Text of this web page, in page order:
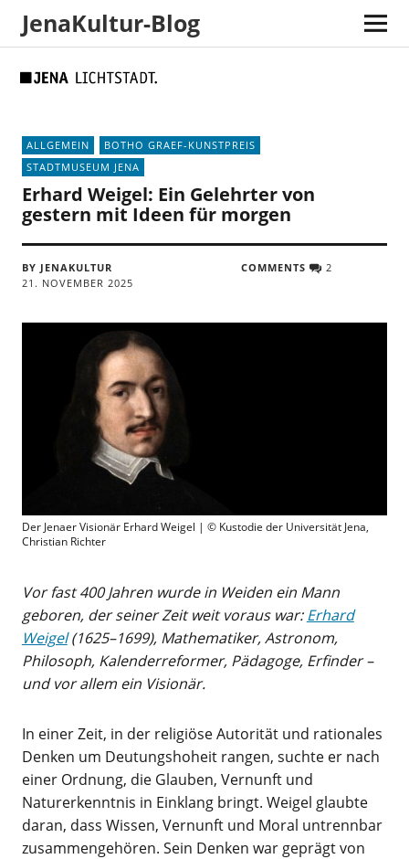
map
JenaKultur-Blog
ALLGEMEIN
BOTHO GRAEF-KUNSTPREIS
STADTMUSEUM JENA
Erhard Weigel: Ein Gelehrter von
gestern mit Ideen für morgen
BY JENAKULTUR
21. NOVEMBER 2025
COMMENTS 2
Der Jenaer Visionär Erhard Weigel | © Kustodie der Universität Jena,
Christian Richter
Vor fast 400 Jahren wurde in Weiden ein Mann
geboren, der seiner Zeit weit voraus war:Erhard
Weigel(1625–1699), Mathematiker, Astronom,
Philosoph, Kalenderreformer, Pädagoge, Erfinder –
und vor allem ein Visionär.
In einer Zeit, in der religiöse Autorität und rationales
Denken um Deutungshoheit rangen, suchte er nach
einer Ordnung, die Glauben, Vernunft und
Naturerkenntnis in Einklang bringt. Weigel glaubte
daran, dass Wissen, Vernunft und Moral untrennbar
zusammengehören. Sein Denken war geprägt von